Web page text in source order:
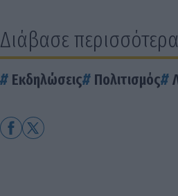
Διάβασε περισσότερα
Εκδηλώσεις Πολιτισμός